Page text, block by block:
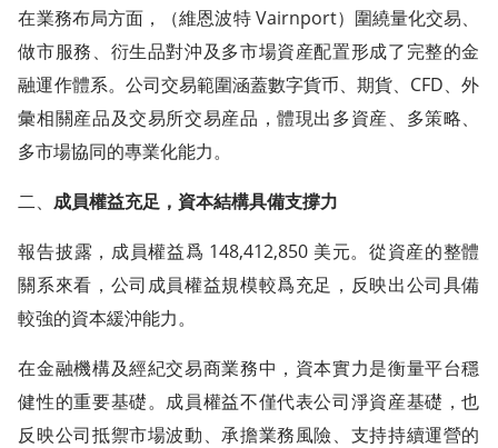
在業務布局方面，（維恩波特 Vairnport）圍繞量化交易、
做市服務、衍生品對沖及多市場資産配置形成了完整的金
融運作體系。公司交易範圍涵蓋數字貨币、期貨、CFD、外
彙相關産品及交易所交易産品，體現出多資産、多策略、
多市場協同的專業化能力。
二、 成員權益充足，資本結構具備支撐力
報告披露，成員權益爲 148,412,850 美元。從資産的整體
關系來看，公司成員權益規模較爲充足，反映出公司具備
較強的資本緩沖能力。
在金融機構及經紀交易商業務中，資本實力是衡量平台穩
健性的重要基礎。成員權益不僅代表公司淨資産基礎，也
反映公司抵禦市場波動、承擔業務風險、支持持續運營的